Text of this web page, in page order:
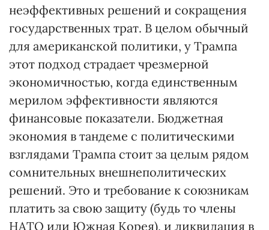
неэффективных решений и сокращения
государственных трат. В целом обычный
для американской политики, у Трампа
этот подход страдает чрезмерной
экономичностью, когда единственным
мерилом эффективности являются
финансовые показатели. Бюджетная
экономия в тандеме с политическими
взглядами Трампа стоит за целым рядом
сомнительных внешнеполитических
решений. Это и требование к союзникам
платить за свою защиту (будь то члены
НАТО или Южная Корея), и ликвидация в